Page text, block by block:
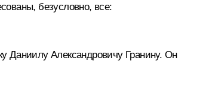
безусловно, все:
Даниилу Александровичу Гранину. Он